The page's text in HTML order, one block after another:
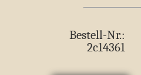
Bestell-Nr.:
2c14361